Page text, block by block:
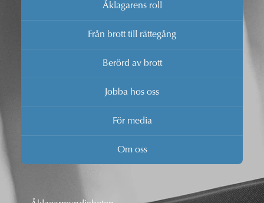
Åklagarens roll
Från brott till rättegång
Berörd av brott
Jobba hos oss
För media
Om oss